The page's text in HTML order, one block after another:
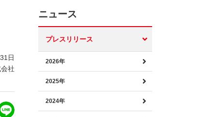
日
社
ニュース
プレスリリース
2026年
2025年
2024年